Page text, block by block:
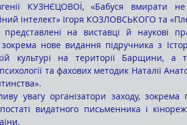
КУЗНЄЦОВОЇ, «Бабуся вмирати
інтелект» Ігоря КОЗЛОВСЬКОГО та
нове видання підручника з
культурі на території Барщини,
психології та фахових методик Наталії
видатного письменника і